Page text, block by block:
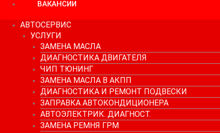
ВАКАНСИИ
АВТОСЕРВИС
УСЛУГИ
ЗАМЕНА МАСЛА
ДИАГНОСТИКА ДВИГАТЕЛЯ
ЧИП ТЮНИНГ
ЗАМЕНА МАСЛА В АКПП
ДИАГНОСТИКА И РЕМОНТ ПОДВЕСКИ
ЗАПРАВКА АВТОКОНДИЦИОНЕРА
АВТОЭЛЕКТРИК. ДИАГНОСТ.
ЗАМЕНА РЕМНЯ ГРМ